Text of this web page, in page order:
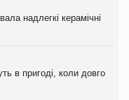
надлегкі керамічні
в пригоді, коли довго